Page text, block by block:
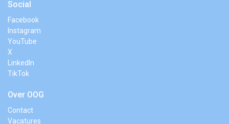
Social
Facebook
Instagram
YouTube
X
LinkedIn
TikTok
Over OOG
Contact
Vacatures